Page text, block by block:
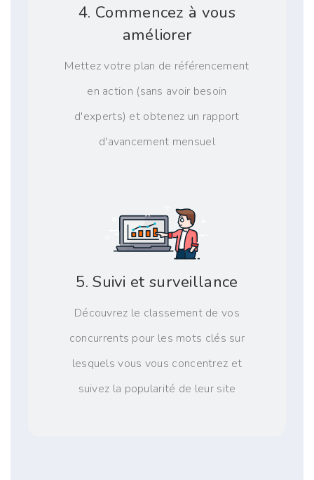
4. Commencez à vous
améliorer
Mettez votre plan de référencement
en action (sans avoir besoin
d'experts) et obtenez un rapport
d'avancement mensuel
5. Suivi et surveillance
Découvrez le classement de vos
concurrents pour les mots clés sur
lesquels vous vous concentrez et
suivez la popularité de leur site